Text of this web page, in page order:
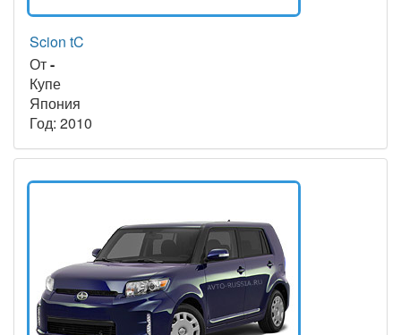
Scion tC
От-
Купе
Япония
Год: 2010